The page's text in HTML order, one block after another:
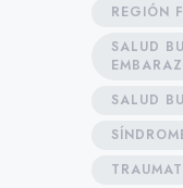
REGIÓN
SALUD
SALUD